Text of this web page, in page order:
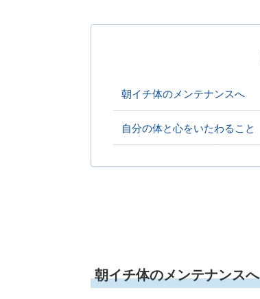
朝イチ体のメンテナンスへ
自分の体と心をいたわること
朝イチ体のメンテナンスへ